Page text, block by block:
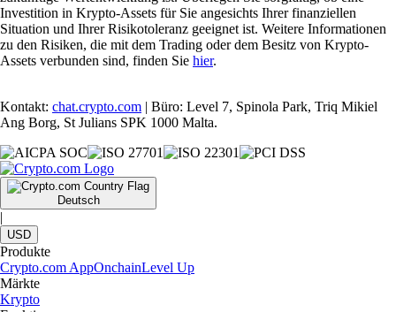
Investition in Krypto-Assets für Sie angesichts Ihrer finanziellen
Situation und Ihrer Risikotoleranz geeignet ist. Weitere Informationen
zu den Risiken, die mit dem Trading oder dem Besitz von Krypto-
Assets verbunden sind, finden Sie hier.
Kontakt: chat.crypto.com | Büro: Level 7, Spinola Park, Triq Mikiel
Ang Borg, St Julians SPK 1000 Malta.
Deutsch
|
USD
Produkte
Crypto.com AppOnchainLevel Up
Märkte
Krypto